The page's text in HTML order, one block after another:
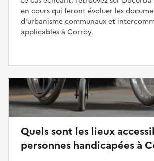
en cours qui feront évoluer les
d'urbanisme communaux et
applicables à Corroy.
Quels sont les lieux
personnes handicapées à